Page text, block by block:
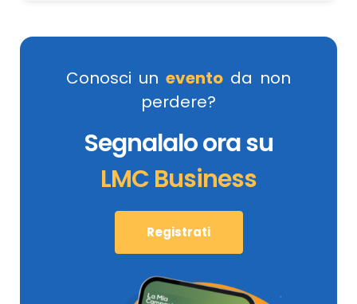
Conosci un evento da non
perdere?
Segnalalo ora su
LMC Business
Registrati